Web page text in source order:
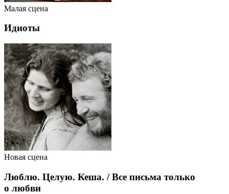
Малая сцена
Идиоты
Новая сцена
Люблю. Целую. Кеша. / Все письма только
о любви